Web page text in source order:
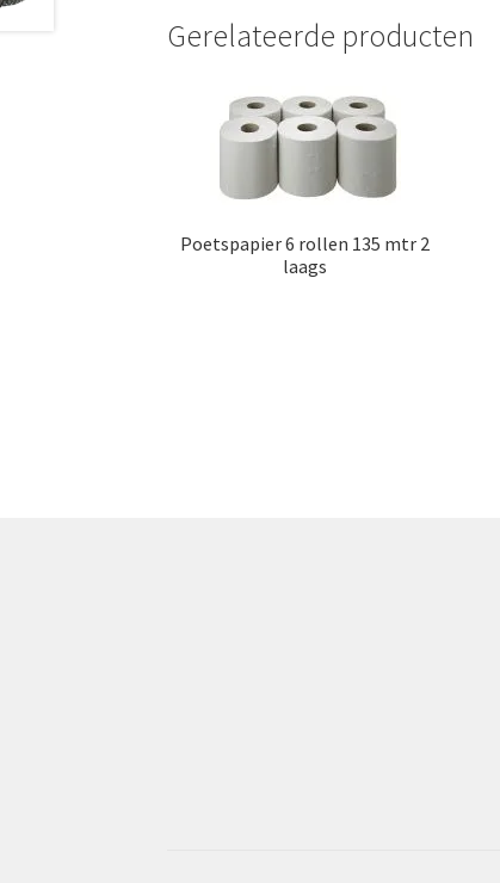
Gerelateerde producten
Poetspapier 6 rollen 135 mtr 2
laags